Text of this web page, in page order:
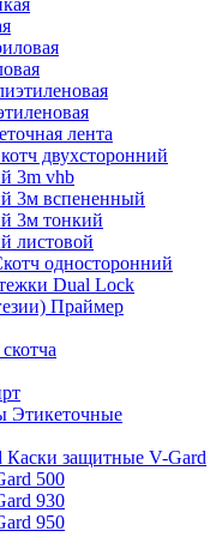
лента
двухсторонний
3m vhb
3м вспененный
3м тонкий
листовой
односторонний
Dual Lock
Праймер
Этикеточные
Каски защитные V-Gard
500
930
950